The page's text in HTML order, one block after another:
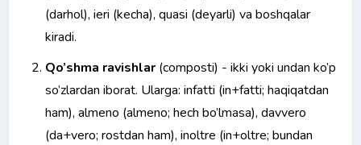
(darhol), ieri (kecha), quasi (deyarli) va boshqalar
kiradi.
Qo’shma ravishlar (composti) - ikki yoki undan ko’p
so’zlardan iborat. Ularga: infatti (in+fatti; haqiqatdan
ham), almeno (almeno; hech bo’lmasa), davvero
(da+vero; rostdan ham), inoltre (in+oltre; bundan